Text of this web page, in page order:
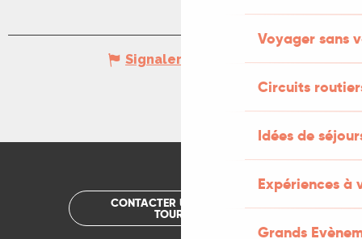
Voyager sans
Circuits
Idées de
Expériences à
Grands
Signaler une erreur
CONTACTER UN OFFICE DE
TOURISME